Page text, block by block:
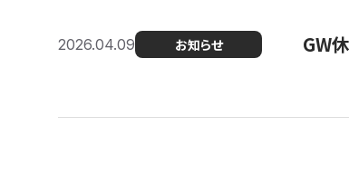
2026.04.09 お知らせ GW